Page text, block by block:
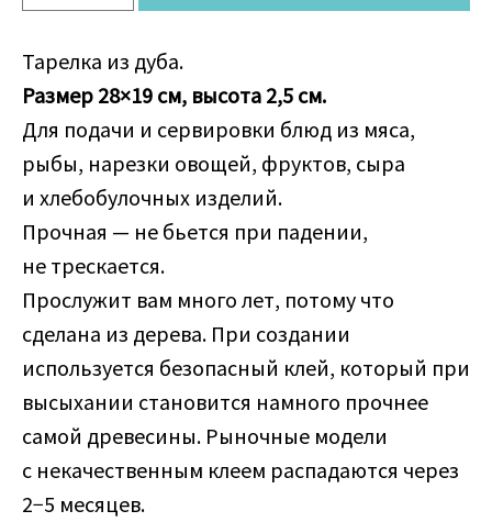
Тарелка из дуба.
Размер 28×19 см, высота 2,5 см.
Для подачи и сервировки блюд из мяса,
рыбы, нарезки овощей, фруктов, сыра
и хлебобулочных изделий.
Прочная — не бьется при падении,
не трескается.
Прослужит вам много лет, потому что
сделана из дерева. При создании
используется безопасный клей, который при
высыхании становится намного прочнее
самой древесины. Рыночные модели
с некачественным клеем распадаются через
2−5 месяцев.